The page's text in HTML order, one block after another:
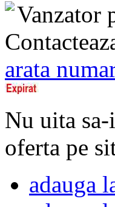
Vanzator
arata
Nu uita
oferta pe
adauga